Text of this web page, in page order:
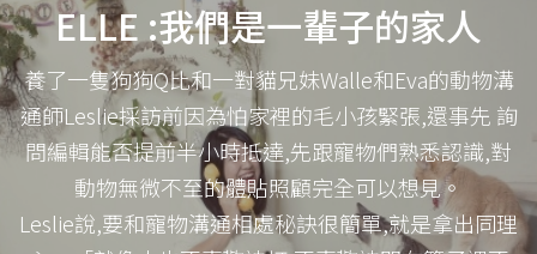
ELLE :我們是一輩子的家人
養了一隻狗狗Q比和一對貓兄妹Walle和Eva的動物溝
通師Leslie採訪前因為怕家裡的毛小孩緊張,還事先 詢
問編輯能否提前半小時抵達,先跟寵物們熟悉認識,對
動物無微不至的體貼照顧完全可以想見。
Leslie說,要和寵物溝通相處秘訣很簡單,就是拿出同理